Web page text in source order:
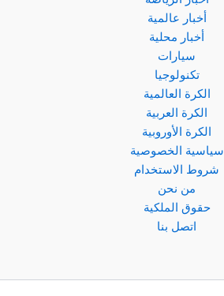
أخبار عالمية
أخبار محلية
سيارات
تكنولوجيا
الكرة العالمية
الكرة العربية
الكرة الأوروبية
سياسية الخصوصية
شروط الاستخدام
من نحن
حقوق الملكية
اتصل بنا